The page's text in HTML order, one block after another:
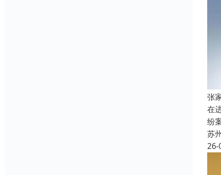
张
在
纷
苏
26-